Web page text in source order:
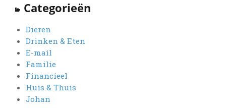
Categorieën
Dieren
Drinken & Eten
E-mail
Familie
Financieel
Huis & Thuis
Johan